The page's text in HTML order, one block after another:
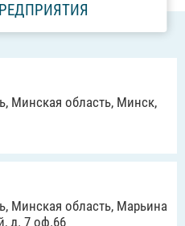
Минская область, Минск,
Минская область, Марьина
д. 7 оф.66